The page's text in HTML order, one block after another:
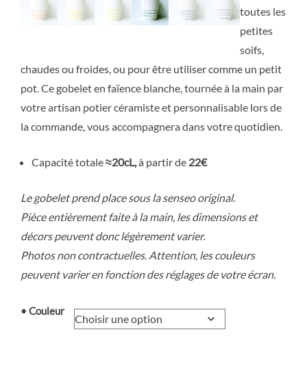
toutes les
petites
soifs,
chaudes ou froides, ou pour être utiliser comme un petit
pot. Ce gobelet en faïence blanche, tournée à la main par
votre artisan potier céramiste et personnalisable lors de
la commande, vous accompagnera dans votre quotidien.
Capacité totale≈20cL,à partir de 22€
Le gobelet prend place sous la senseo original.
Pièce entièrement faite à la main, les dimensions et
décors peuvent donc légèrement varier.
Photos non contractuelles. Attention, les couleurs
peuvent varier en fonction des réglages de votre écran.
• Couleur